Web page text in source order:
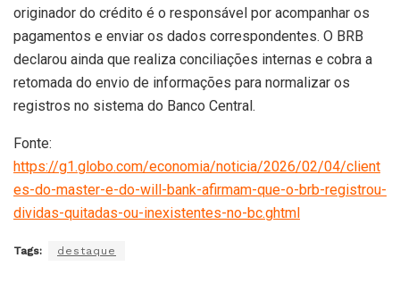
originador do crédito é o responsável por acompanhar os
pagamentos e enviar os dados correspondentes. O BRB
declarou ainda que realiza conciliações internas e cobra a
retomada do envio de informações para normalizar os
registros no sistema do Banco Central.
Fonte:
https://g1.globo.com/economia/noticia/2026/02/04/client
es-do-master-e-do-will-bank-afirmam-que-o-brb-registrou-
dividas-quitadas-ou-inexistentes-no-bc.ghtml
Tags: destaque